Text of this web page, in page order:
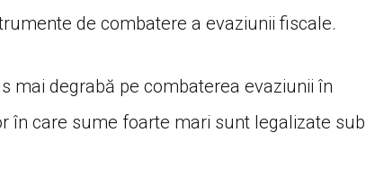
de combatere a evaziunii fiscale.
mai degrabă pe combaterea evaziunii în
în care sume foarte mari sunt legalizate sub